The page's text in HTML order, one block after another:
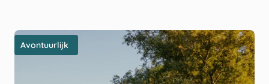
Avontuurlijk